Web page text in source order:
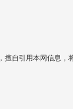
擅自引用本网信息，